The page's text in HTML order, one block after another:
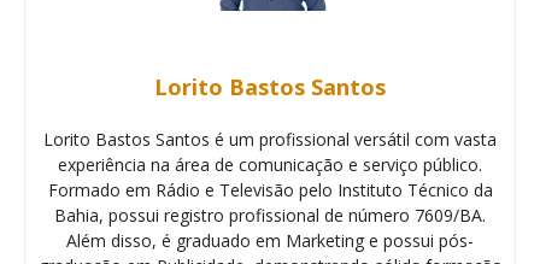
Lorito Bastos Santos
Lorito Bastos Santos é um profissional versátil com vasta
experiência na área de comunicação e serviço público.
Formado em Rádio e Televisão pelo Instituto Técnico da
Bahia, possui registro profissional de número 7609/BA.
Além disso, é graduado em Marketing e possui pós-